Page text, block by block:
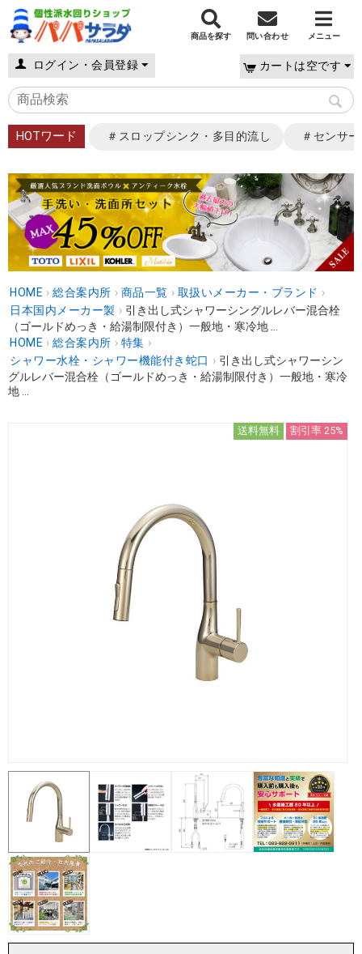
商品を探す 問い合わせ メニュー
ログイン・会員登録 カートは空です
HOTワード ＃スロップシンク・多目的流し ＃センサ
HOME › 総合案内所 › 商品一覧 › 取扱いメーカー・ブランド ›
日本国内メーカー製 › 引き出し式シャワーシングルレバー混合栓
（ゴールドめっき・給湯制限付き）一般地・寒冷地 ...
HOME › 総合案内所 › 特集 ›
シャワー水栓・シャワー機能付き蛇口 › 引き出し式シャワーシン
グルレバー混合栓（ゴールドめっき・給湯制限付き）一般地・寒冷
地 ...
送料無料 割引率 25%